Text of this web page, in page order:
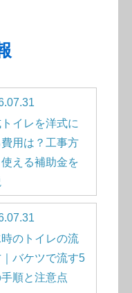
イレを洋式に
用は？工事方
える補助金を
時のトイレの流
｜バケツで流す5
順と注意点